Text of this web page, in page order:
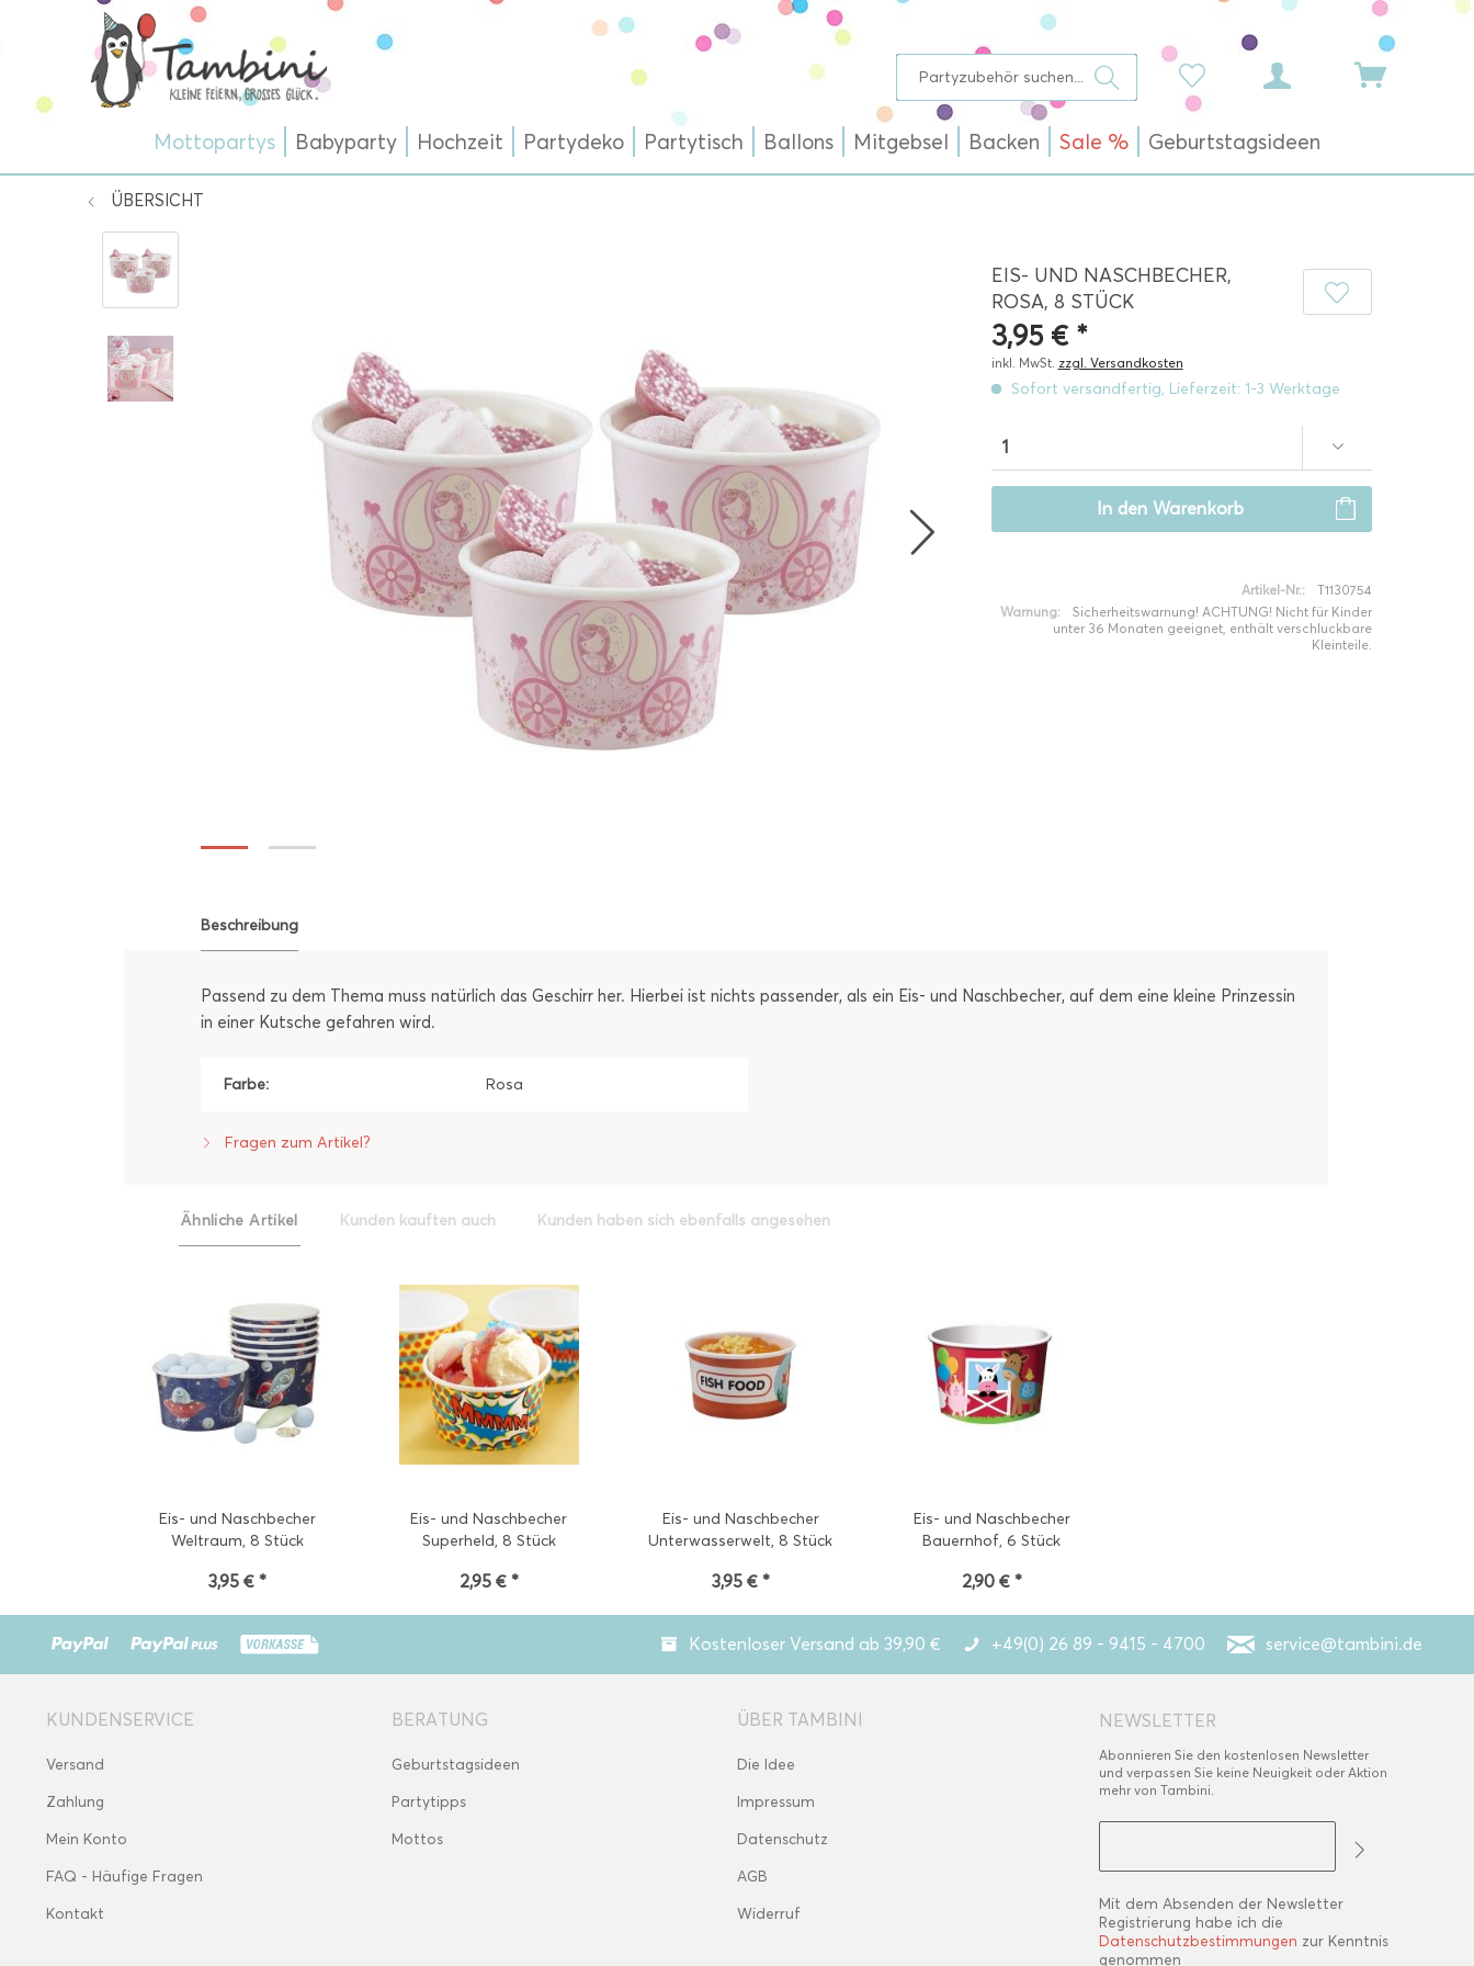
Mottopartys Babyparty Hochzeit Partydeko Partytisch Ballons Mitgebsel Backen Sale % Geburtstagsideen
ÜBERSICHT
EIS- UND NASCHBECHER,
ROSA, 8 STÜCK
3,95 € *
inkl. MwSt. zzgl. Versandkosten
Sofort versandfertig, Lieferzeit: 1-3 Werktage
In den Warenkorb
Artikel-Nr.:
T1130754
Warnung:
Sicherheitswarnung! ACHTUNG! Nicht für Kinder
unter 36 Monaten geeignet, enthält verschluckbare
Kleinteile.
Beschreibung
Passend zu dem Thema muss natürlich das Geschirr her. Hierbei ist nichts passender, als ein Eis- und Naschbecher, auf dem eine kleine Prinzessin
in einer Kutsche gefahren wird.
Farbe: Rosa
Fragen zum Artikel?
Ähnliche Artikel Kunden kauften auch Kunden haben sich ebenfalls angesehen
Eis- und Naschbecher
Weltraum, 8 Stück
3,95 € *
Eis- und Naschbecher
Superheld, 8 Stück
2,95 € *
Eis- und Naschbecher
Unterwasserwelt, 8 Stück
3,95 € *
Eis- und Naschbecher
Bauernhof, 6 Stück
2,90 € *
Kostenloser Versand ab 39,90 € +49(0) 26 89 - 9415 - 4700 service@tambini.de
KUNDENSERVICE
Versand
Zahlung
Mein Konto
FAQ - Häufige Fragen
Kontakt
BERATUNG
Geburtstagsideen
Partytipps
Mottos
ÜBER TAMBINI
Die Idee
Impressum
Datenschutz
AGB
Widerruf
NEWSLETTER
Abonnieren Sie den kostenlosen Newsletter
und verpassen Sie keine Neuigkeit oder Aktion
mehr von Tambini.
Mit dem Absenden der Newsletter
Registrierung habe ich die
Datenschutzbestimmungen zur Kenntnis
genommen